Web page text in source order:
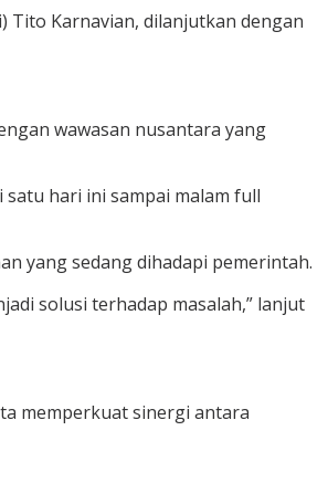
Tito Karnavian, dilanjutkan dengan
wawasan nusantara yang
hari ini sampai malam full
yang sedang dihadapi pemerintah.
solusi terhadap masalah,” lanjut
memperkuat sinergi antara